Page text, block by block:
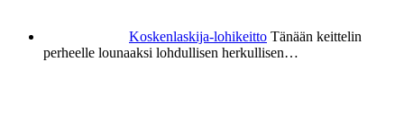
Koskenlaskija-lohikeitto Tänään keittelin
perheelle lounaaksi lohdullisen herkullisen…